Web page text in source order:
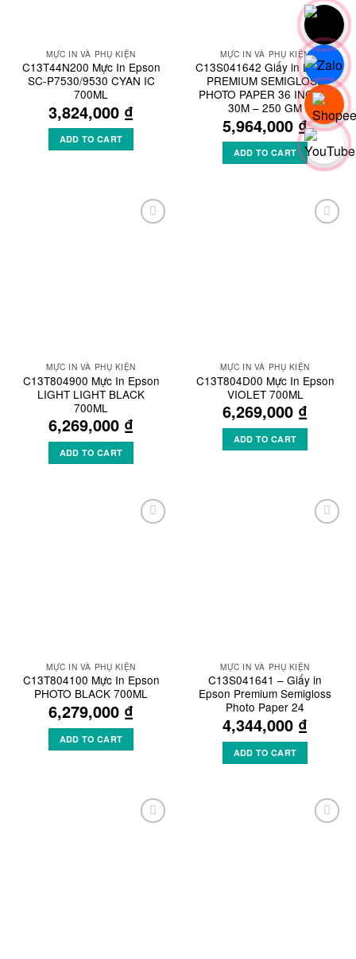
MỰC IN VÀ PHỤ KIỆN
C13T44N200 Mực In Epson
SC-P7530/9530 CYAN IC
700ML
3,824,000 ₫
ADD TO CART
MỰC IN VÀ PHỤ KIỆN
C13S041642 Giấy in Epson
PREMIUM SEMIGLOSS
PHOTO PAPER 36 INCH X
30M – 250 GM
5,964,000 ₫
ADD TO CART
MỰC IN VÀ PHỤ KIỆN
C13T804900 Mực In Epson
LIGHT LIGHT BLACK
700ML
6,269,000 ₫
ADD TO CART
MỰC IN VÀ PHỤ KIỆN
C13T804D00 Mực In Epson
VIOLET 700ML
6,269,000 ₫
ADD TO CART
MỰC IN VÀ PHỤ KIỆN
C13T804100 Mực In Epson
PHOTO BLACK 700ML
6,279,000 ₫
ADD TO CART
MỰC IN VÀ PHỤ KIỆN
C13S041641 – Giấy in
Epson Premium Semigloss
Photo Paper 24
4,344,000 ₫
ADD TO CART